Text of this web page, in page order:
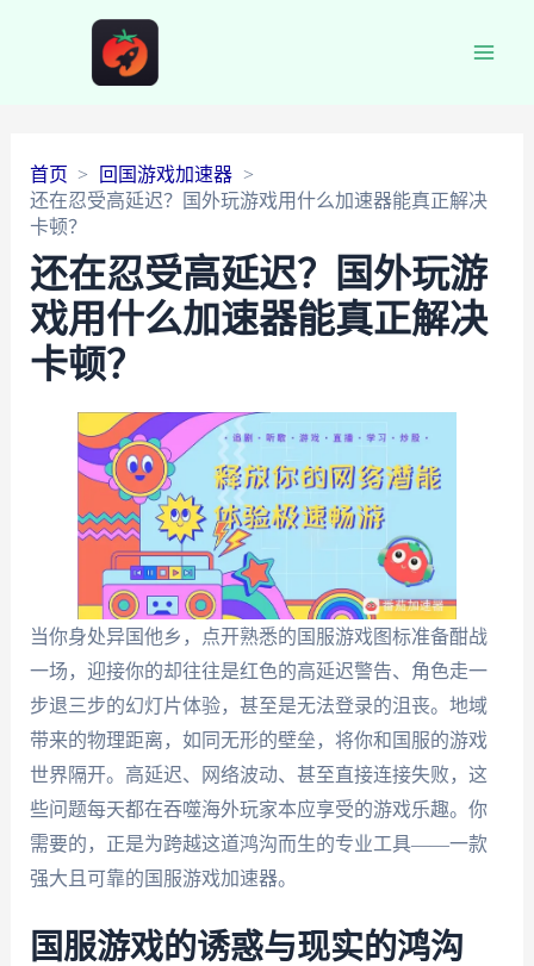
首页
回国游戏加速器
还在忍受高延迟？国外玩游戏用什么加速器能真正解决
卡顿？
还在忍受高延迟？国外玩游
戏用什么加速器能真正解决
卡顿？
当你身处异国他乡，点开熟悉的国服游戏图标准备酣战
一场，迎接你的却往往是红色的高延迟警告、角色走一
步退三步的幻灯片体验，甚至是无法登录的沮丧。地域
带来的物理距离，如同无形的壁垒，将你和国服的游戏
世界隔开。高延迟、网络波动、甚至直接连接失败，这
些问题每天都在吞噬海外玩家本应享受的游戏乐趣。你
需要的，正是为跨越这道鸿沟而生的专业工具——一款
强大且可靠的国服游戏加速器。
国服游戏的诱惑与现实的鸿沟